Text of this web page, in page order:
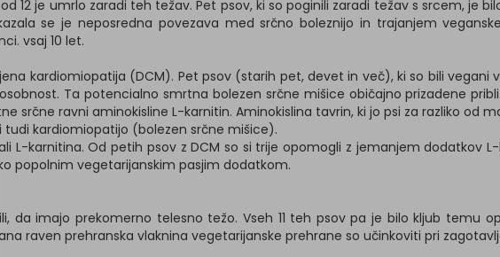
12 je umrlo zaradi teh težav. Pet psov, ki so poginili zaradi težav s srcem, je
se je neposredna povezava med srčno boleznijo in trajanjem
vsaj 10 let.
kardiomiopatija (DCM). Pet psov (starih pet, devet in več), ki so bili
Ta potencialno smrtna bolezen srčne mišice običajno prizadene
srčne ravni aminokisline L-karnitin. Aminokislina tavrin, ki jo psi za razliko od
tudi kardiomiopatijo (bolezen srčne mišice).
L-karnitina. Od petih psov z DCM so si trije opomogli z jemanjem dodatkov
popolnim vegetarijanskim pasjim dodatkom.
da imajo prekomerno telesno težo. Vseh 11 teh psov pa je bilo kljub temu
raven prehranska vlaknina vegetarijanske prehrane so učinkoviti pri